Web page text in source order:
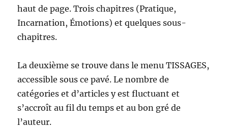
haut de page. Trois chapitres (Pratique,
Incarnation, Émotions) et quelques sous-
chapitres.
La deuxième se trouve dans le menu TISSAGES,
accessible sous ce pavé. Le nombre de
catégories et d’articles y est fluctuant et
s’accroît au fil du temps et au bon gré de
l’auteur.